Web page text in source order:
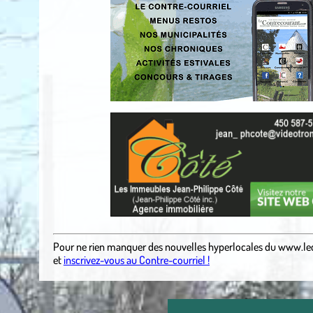
Pour ne rien manquer des nouvelles hyperlocalesdu
etinscrivez-vous au Contre-courriel !